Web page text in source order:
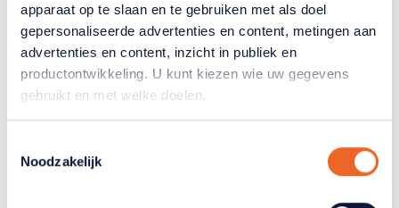
apparaat op te slaan en te gebruiken met als doel
gepersonaliseerde advertenties en content, metingen aan
advertenties en content, inzicht in publiek en
productontwikkeling. U kunt kiezen wie uw gegevens
gebruikt en met welke doelen.
Informatie verzamelen over uw geografische
Noodzakelijk
steeds populairder. Waar ouderen minder goed op
‘scoren’ is functionele digitale vaardigheden. Dat
is heel jammer, want als zij dat wel zouden
beheersen, zouden ze op inhoudelijke informatie
vaardigheden in het algemeen beter scoren dan
kritische vaardigheden. Ouderen zijn heel kritisch.
Zij bekijken zoekresultaten en een website veel